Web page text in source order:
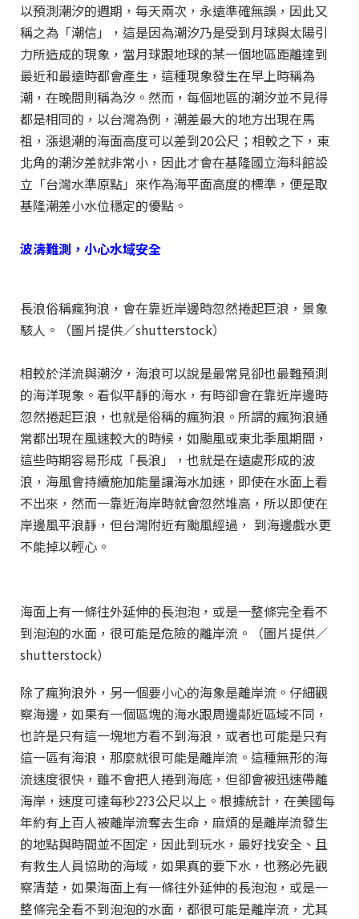
以預測潮汐的週期，每天兩次，永遠準確無誤，因此又
稱之為「潮信」，這是因為潮汐乃是受到月球與太陽引
力所造成的現象，當月球跟地球的某一個地區距離達到
最近和最遠時都會產生，這種現象發生在早上時稱為
潮，在晚間則稱為汐。然而，每個地區的潮汐並不見得
都是相同的，以台灣為例，潮差最大的地方出現在馬
祖，漲退潮的海面高度可以差到20公尺；相較之下，東
北角的潮汐差就非常小，因此才會在基隆國立海科館設
立「台灣水準原點」來作為海平面高度的標準，便是取
基隆潮差小水位穩定的優點。
波濤難測，小心水域安全
長浪俗稱瘋狗浪，會在靠近岸邊時忽然捲起巨浪，景象
駭人。（圖片提供／shutterstock）
相較於洋流與潮汐，海浪可以說是最常見卻也最難預測
的海洋現象。看似平靜的海水，有時卻會在靠近岸邊時
忽然捲起巨浪，也就是俗稱的瘋狗浪。所謂的瘋狗浪通
常都出現在風速較大的時候，如颱風或東北季風期間，
這些時期容易形成「長浪」，也就是在遠處形成的波
浪，海風會持續施加能量讓海水加速，即使在水面上看
不出來，然而一靠近海岸時就會忽然堆高，所以即使在
岸邊風平浪靜，但台灣附近有颱風經過， 到海邊戲水更
不能掉以輕心。
海面上有一條往外延伸的長泡泡，或是一整條完全看不
到泡泡的水面，很可能是危險的離岸流。（圖片提供／
shutterstock）
除了瘋狗浪外，另一個要小心的海象是離岸流。仔細觀
察海邊，如果有一個區塊的海水跟周邊鄰近區域不同，
也許是只有這一塊地方看不到海浪，或者也可能是只有
這一區有海浪，那麼就很可能是離岸流。這種無形的海
流速度很快，雖不會把人捲到海底，但卻會被迅速帶離
海岸，速度可達每秒2?3公尺以上。根據統計，在美國每
年約有上百人被離岸流奪去生命，麻煩的是離岸流發生
的地點與時間並不固定，因此到玩水，最好找安全、且
有救生人員協助的海域，如果真的要下水，也務必先觀
察清楚，如果海面上有一條往外延伸的長泡泡，或是一
整條完全看不到泡泡的水面，都很可能是離岸流，尤其